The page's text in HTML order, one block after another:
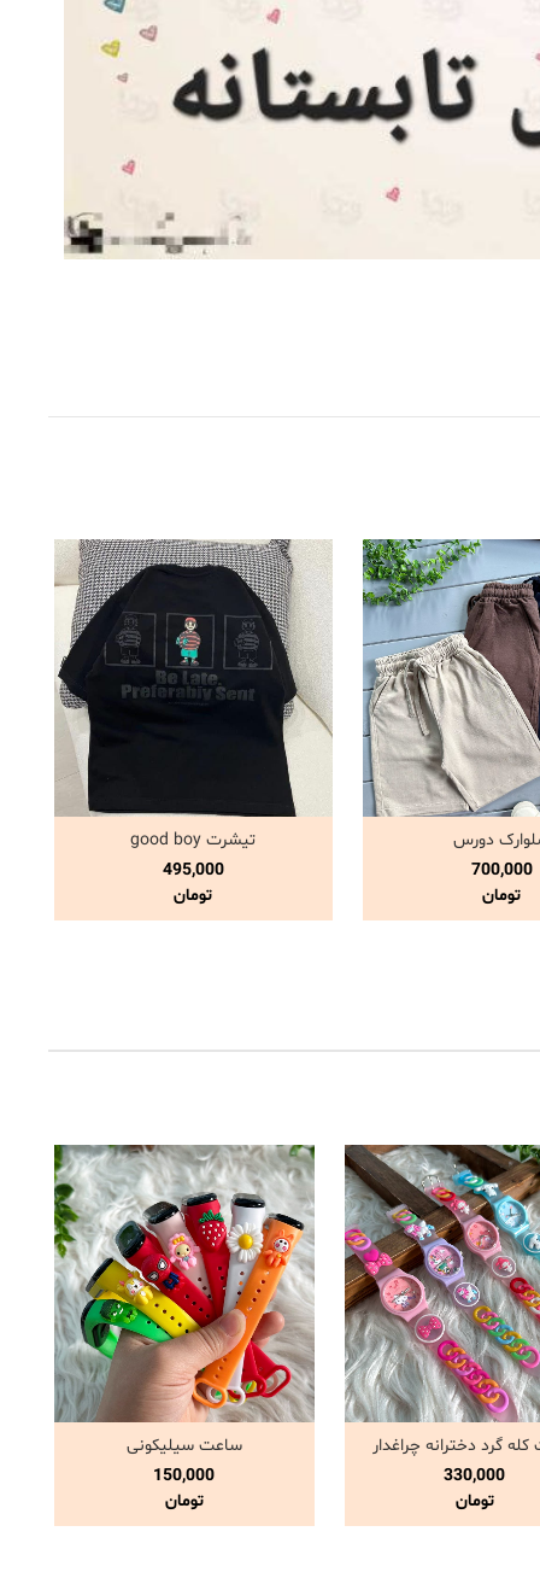
و خرید
دورس
700,000
تومان
مشاهده و خرید
تیشرت good boy
495,000
تومان
مشاهده و خرید
گرد دخترانه چراغدار
330,000
تومان
مشاهده و خرید
ساعت سیلیکونی
150,000
تومان